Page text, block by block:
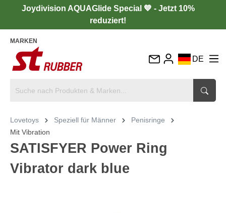
Joydivision AQUAGlide Special 💙 - Jetzt 10%
reduziert!
MARKEN
DE
IT
Lovetoys Speziell für Männer
Penisringe
Mit Vibration
SATISFYER Power Ring
Vibrator dark blue